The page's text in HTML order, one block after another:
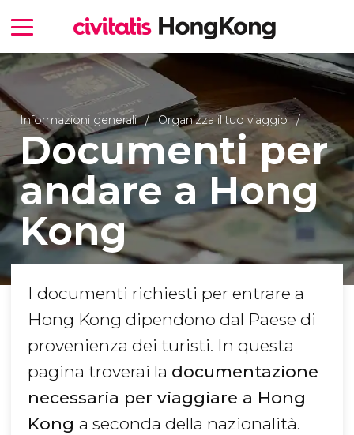
Informazioni generali Organizza il tuo viaggio
Documenti per
andare a Hong
Kong
I documenti richiesti per entrare a
Hong Kong dipendono dal Paese di
provenienza dei turisti. In questa
pagina troverai la documentazione
necessaria per viaggiare a Hong
Kong a seconda della nazionalità.